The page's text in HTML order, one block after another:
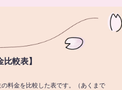
比較表】
料金を比較した表です。（あくまで